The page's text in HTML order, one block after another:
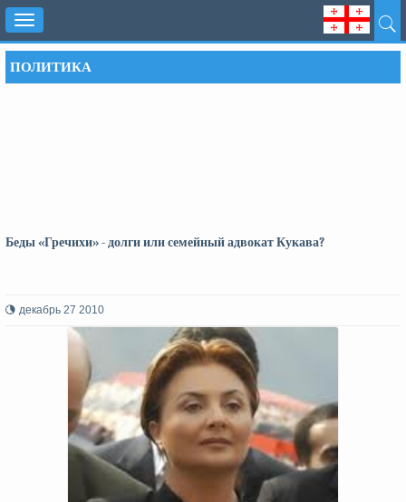
Toggle
navigation
ПОЛИТИКА
Беды «Гречихи» - долги или семейный адвокат Кукава?
декабрь 27 2010